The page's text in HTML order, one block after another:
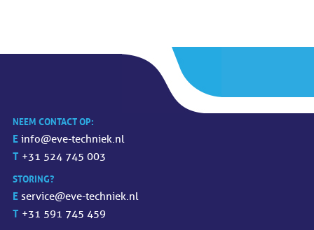
NEEM CONTACT OP:
E info@eve-techniek.nl
T +31 524 745 003
STORING?
E service@eve-techniek.nl
T +31 591 745 459